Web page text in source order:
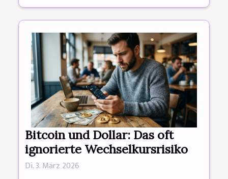
Bitcoin und Dollar: Das oft
ignorierte Wechselkursrisiko
Di. 3. März 2026